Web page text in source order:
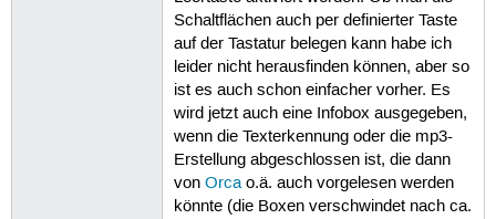
Schaltflächen auch per definierter Taste
auf der Tastatur belegen kann habe ich
leider nicht herausfinden können, aber so
ist es auch schon einfacher vorher. Es
wird jetzt auch eine Infobox ausgegeben,
wenn die Texterkennung oder die mp3-
Erstellung abgeschlossen ist, die dann
von Orcao.ä. auch vorgelesen werden
könnte (die Boxen verschwindet nach ca.